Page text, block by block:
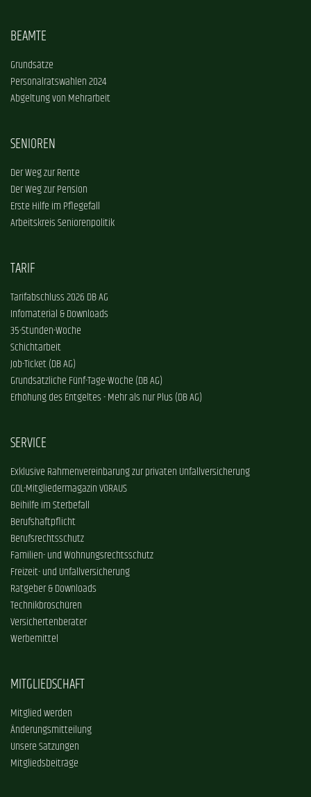
BEAMTE
Grundsätze
Personalratswahlen 2024
Abgeltung von Mehrarbeit
SENIOREN
Der Weg zur Rente
Der Weg zur Pension
Erste Hilfe im Pflegefall
Arbeitskreis Seniorenpolitik
TARIF
Tarifabschluss 2026 DB AG
Infomaterial & Downloads
35-Stunden-Woche
Schichtarbeit
Job-Ticket (DB AG)
Grundsätzliche Fünf-Tage-Woche (DB AG)
Erhöhung des Entgeltes - Mehr als nur Plus (DB AG)
SERVICE
Exklusive Rahmenvereinbarung zur privaten Unfallversicherung
GDL-Mitgliedermagazin VORAUS
Beihilfe im Sterbefall
Berufshaftpflicht
Berufsrechtsschutz
Familien- und Wohnungsrechtsschutz
Freizeit- und Unfallversicherung
Ratgeber & Downloads
Technikbroschüren
Versichertenberater
Werbemittel
MITGLIEDSCHAFT
Mitglied werden
Änderungsmitteilung
Unsere Satzungen
Mitgliedsbeiträge